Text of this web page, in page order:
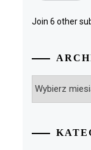
Join 6 other